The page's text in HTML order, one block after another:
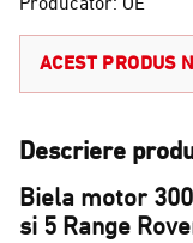
ACEST PRODUS
Descriere
Biela motor
si 5 Range